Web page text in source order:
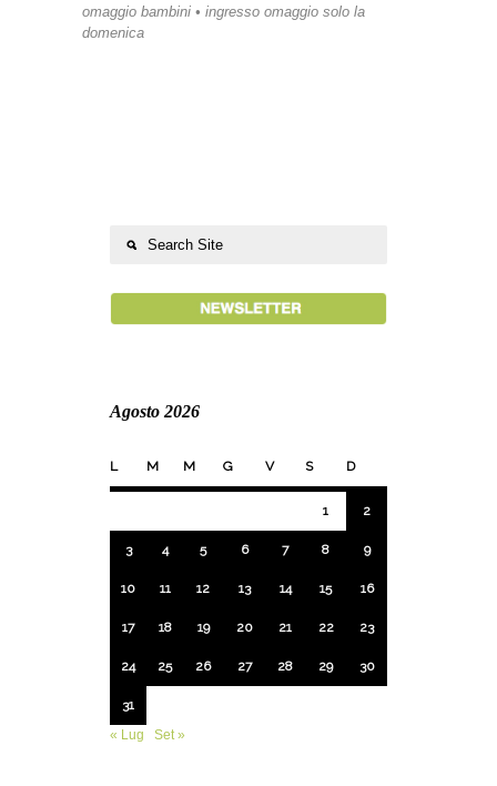
omaggio bambini • ingresso omaggio solo la
domenica
Agosto 2026
L M M G V S D
1 2
3 4 5 6 7 8 9
10 11 12 13 14 15 16
17 18 19 20 21 22 23
24 25 26 27 28 29 30
31
« Lug
Set »